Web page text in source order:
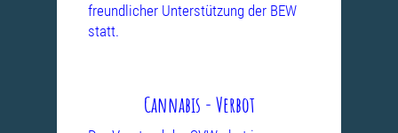
freundlicher Unterstützung der BEW
statt.
Cannabis - Verbot